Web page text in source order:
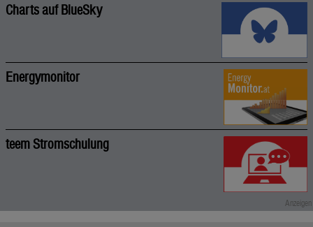
Charts auf BlueSky
Energymonitor
teem Stromschulung